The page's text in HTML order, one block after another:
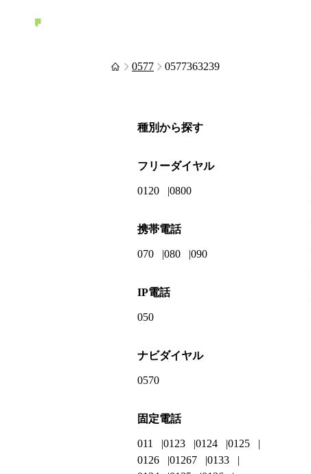
0577 0577363239
種別から探す
フリーダイヤル
0120 0800
携帯電話
070 080 090
IP電話
050
ナビダイヤル
0570
固定電話
011 0123 0124
0125
0126
01267
0133